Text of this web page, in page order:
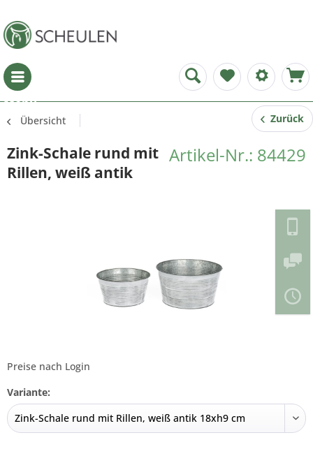
Menü
Übersicht Zurück
Artikel-Nr.: 84429
Zink-Schale rund mit
Rillen, weiß antik
Preise nach Login
Variante: